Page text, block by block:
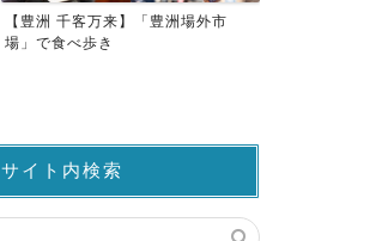
【豊洲 千客万来】「豊洲場外市
場」で食べ歩き
サイト内検索